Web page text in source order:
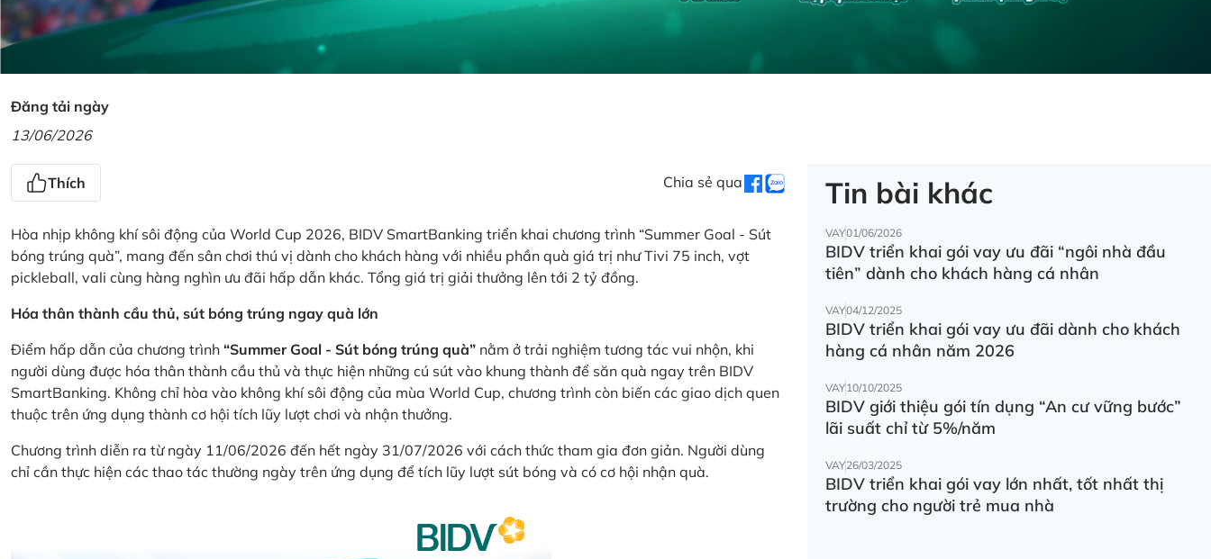
Đăng tải ngày
13/06/2026
Thích Chia sẻ qua
Hòa nhịp không khí sôi động của World Cup 2026, BIDV SmartBanking triển khai chương trình “Summer Goal - Sút
bóng trúng quà”, mang đến sân chơi thú vị dành cho khách hàng với nhiều phần quà giá trị như Tivi 75 inch, vợt
pickleball, vali cùng hàng nghìn ưu đãi hấp dẫn khác. Tổng giá trị giải thưởng lên tới 2 tỷ đồng.
Hóa thân thành cầu thủ, sút bóng trúng ngay quà lớn
Điểm hấp dẫn của chương trình “Summer Goal - Sút bóng trúng quà” nằm ở trải nghiệm tương tác vui nhộn, khi
người dùng được hóa thân thành cầu thủ và thực hiện những cú sút vào khung thành để săn quà ngay trên BIDV
SmartBanking. Không chỉ hòa vào không khí sôi động của mùa World Cup, chương trình còn biến các giao dịch quen
thuộc trên ứng dụng thành cơ hội tích lũy lượt chơi và nhận thưởng.
Chương trình diễn ra từ ngày 11/06/2026 đến hết ngày 31/07/2026 với cách thức tham gia đơn giản. Người dùng
chỉ cần thực hiện các thao tác thường ngày trên ứng dụng để tích lũy lượt sút bóng và có cơ hội nhận quà.
Tin bài khác
VAY01/06/2026
BIDV triển khai gói vay ưu đãi “ngôi nhà đầu
tiên” dành cho khách hàng cá nhân
VAY04/12/2025
BIDV triển khai gói vay ưu đãi dành cho khách
hàng cá nhân năm 2026
VAY10/10/2025
BIDV giới thiệu gói tín dụng “An cư vững bước”
lãi suất chỉ từ 5%/năm
VAY26/03/2025
BIDV triển khai gói vay lớn nhất, tốt nhất thị
trường cho người trẻ mua nhà